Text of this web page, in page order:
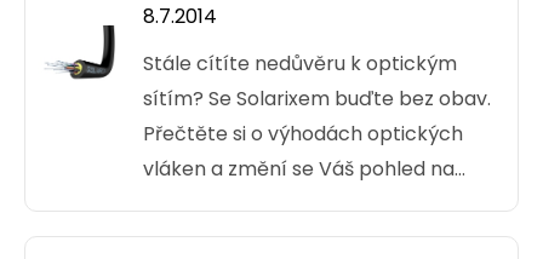
8.7.2014
Stále cítíte nedůvěru k optickým
sítím? Se Solarixem buďte bez obav.
Přečtěte si o výhodách optických
vláken a změní se Váš pohled na
optiku.